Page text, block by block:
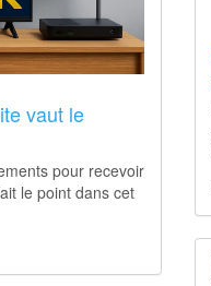
vaut le
pour recevoir
le point dans cet